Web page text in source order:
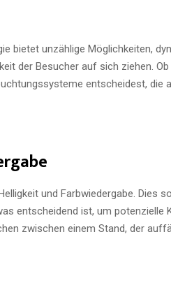
bietet unzählige Möglichkeiten,
der Besucher auf sich ziehen.
entscheidest, die
und Farbwiedergabe. Dies
entscheidend ist, um potenzielle
zwischen einem Stand, der